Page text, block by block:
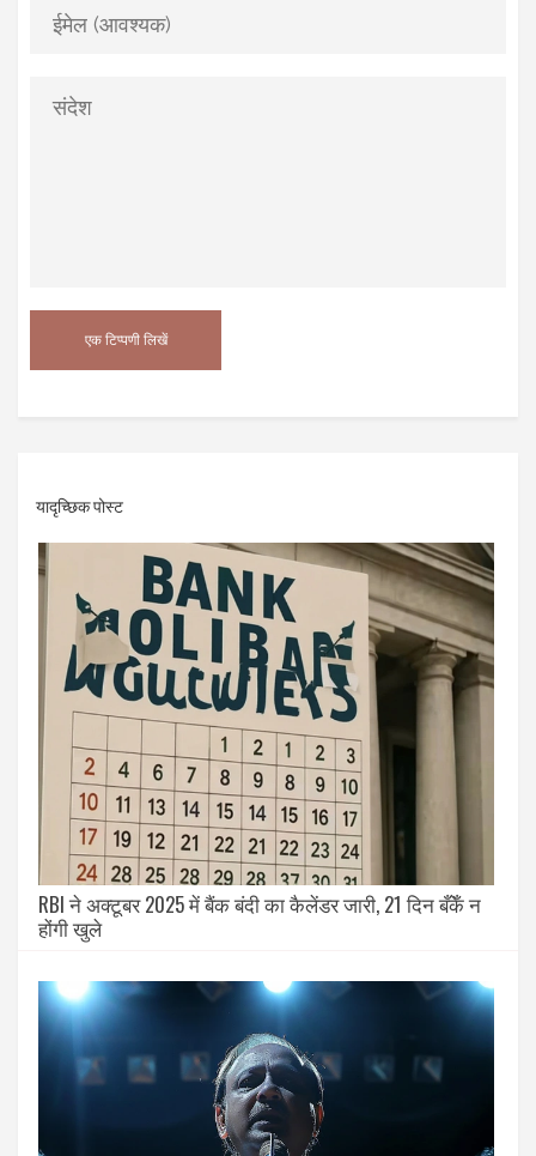
यादृच्छिक पोस्ट
RBI ने अक्टूबर 2025 में बैंक बंदी का कैलेंडर जारी, 21 दिन बँकेँ न
होंगी खुले